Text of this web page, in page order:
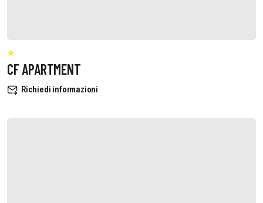
CF APARTMENT
Richiedi informazioni